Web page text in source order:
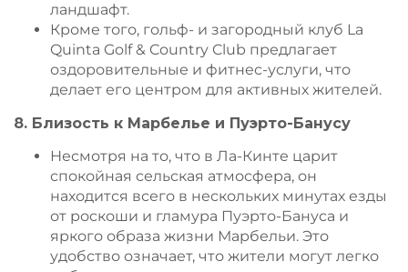
ландшафт.
Кроме того, гольф- и загородный клуб La
Quinta Golf & Country Club предлагает
оздоровительные и фитнес-услуги, что
делает его центром для активных жителей.
8. Близость к Марбелье и Пуэрто-Банусу
Несмотря на то, что в Ла-Кинте царит
спокойная сельская атмосфера, он
находится всего в нескольких минутах езды
от роскоши и гламура Пуэрто-Бануса и
яркого образа жизни Марбельи. Это
удобство означает, что жители могут легко